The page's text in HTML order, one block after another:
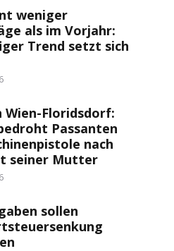
weniger
als im Vorjahr:
Trend setzt sich
Wien-Floridsdorf:
Passanten
nach
seiner Mutter
sollen